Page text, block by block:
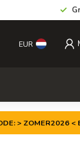
EUR
> ZOMER2026 <